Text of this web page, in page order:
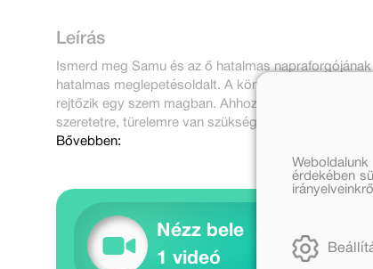
Leírás
Ismerd meg Samu és az ő hatalmas
hatalmas meglepetésoldalt. A könyvből interaktív
rejtőzik egy szem magban. Ahhoz azonban, hogy
szeretetre, türelemre van szükség.
Bővebben:
Nézz bele
1 videó
érdekében